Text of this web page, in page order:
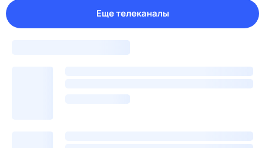
Еще телеканалы